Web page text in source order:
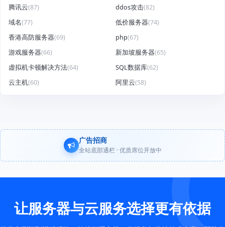
腾讯云(87) ddos攻击(82)
域名(77) 低价服务器(74)
香港高防服务器(69) php(67)
游戏服务器(66) 新加坡服务器(65)
虚拟机卡顿解决方法(64) SQL数据库(62)
云主机(60) 阿里云(58)
广告招商
全站底部通栏 · 优质席位开放中
让服务器与云服务选择更有依据